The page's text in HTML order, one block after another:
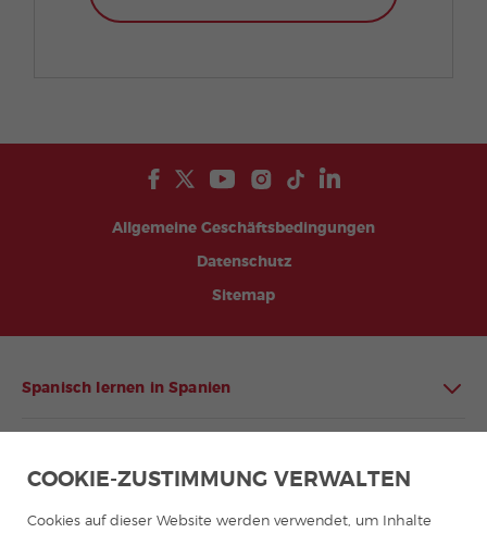
Allgemeine Geschäftsbedingungen
Datenschutz
Sitemap
Spanisch lernen in Spanien
COOKIE-ZUSTIMMUNG VERWALTEN
Cookies auf dieser Website werden verwendet, um Inhalte